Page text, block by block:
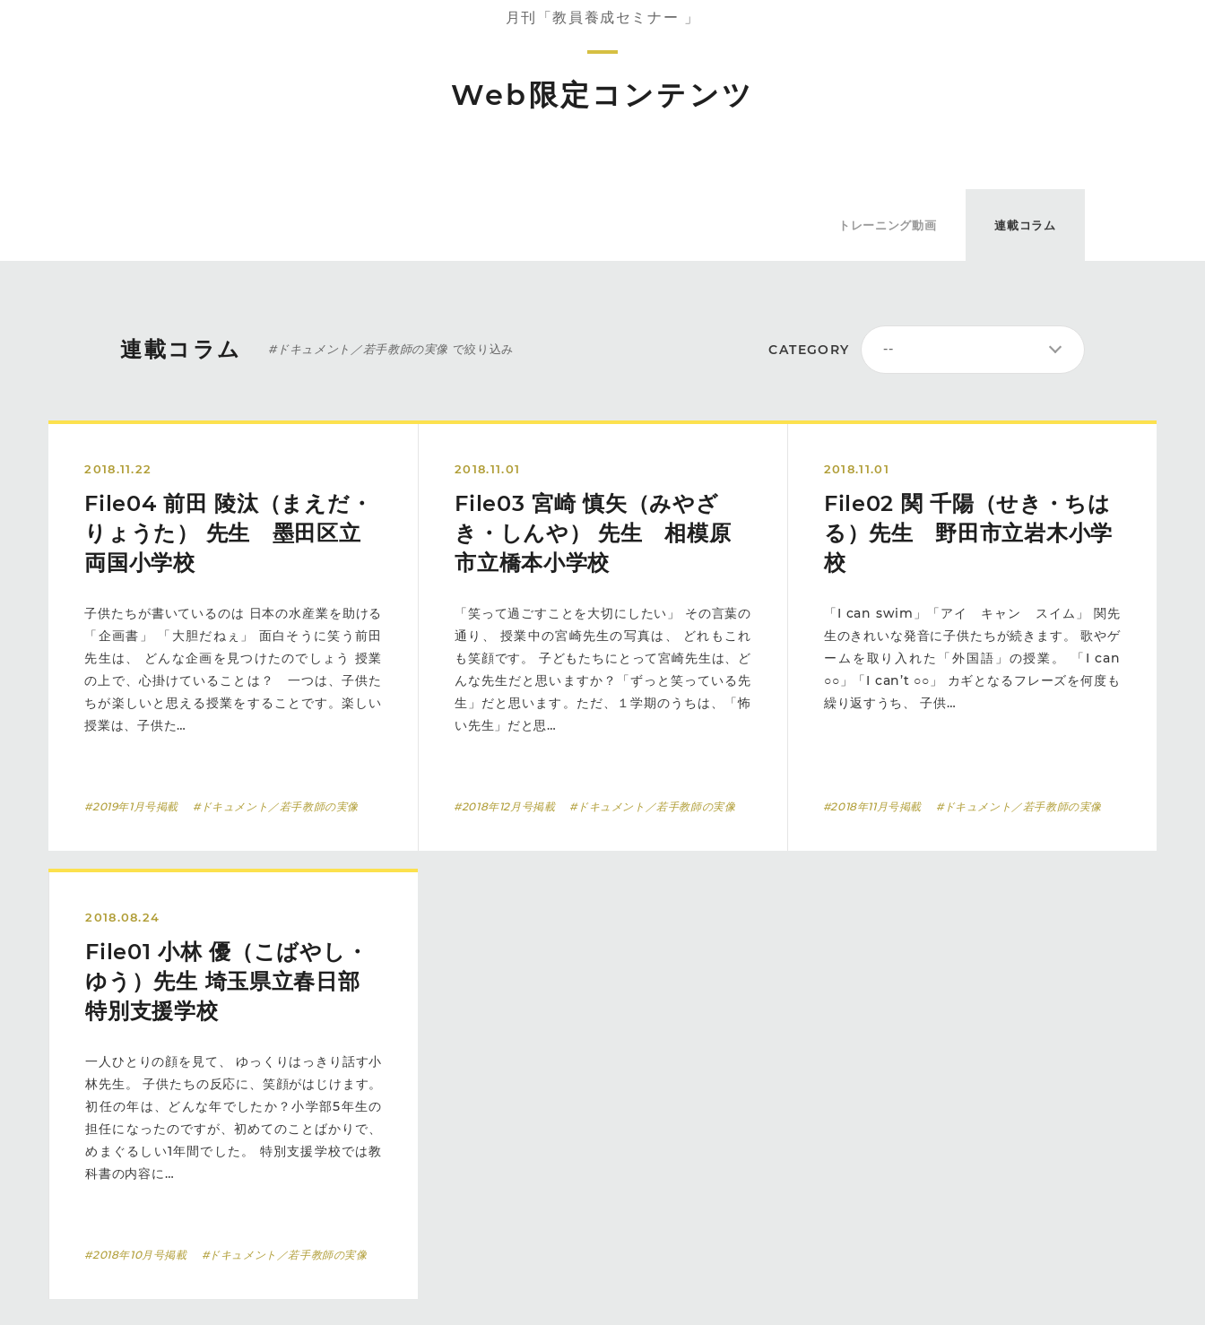
月刊「教員養成セミナー 」
Web限定コンテンツ
トレーニング動画 連載コラム
連載コラム #ドキュメント／若手教師の実像 で絞り込み CATEGORY
2018.11.22
File04 前田 陵汰（まえだ・
りょうた） 先生 墨田区立
両国小学校
子供たちが書いているのは 日本の水産業を助ける
「企画書」 「大胆だねぇ」 面白そうに笑う前田
先生は、 どんな企画を見つけたのでしょう 授業
の上で、心掛けていることは？ 一つは、子供た
ちが楽しいと思える授業をすることです。楽しい
授業は、子供た…
#2019年1月号掲載 #ドキュメント／若手教師の実像
2018.11.01
File03 宮崎 慎矢（みやざ
き・しんや） 先生 相模原
市立橋本小学校
「笑って過ごすことを大切にしたい」 その言葉の
通り、 授業中の宮崎先生の写真は、 どれもこれ
も笑顔です。 子どもたちにとって宮崎先生は、ど
んな先生だと思いますか？「ずっと笑っている先
生」だと思います。ただ、１学期のうちは、「怖
い先生」だと思…
#2018年12月号掲載 #ドキュメント／若手教師の実像
2018.11.01
File02 関 千陽（せき・ちは
る）先生 野田市立岩木小学
校
「I can swim」「アイ キャン スイム」 関先
生のきれいな発音に子供たちが続きます。 歌やゲ
ームを取り入れた「外国語」の授業。 「I can
○○」「I can’t ○○」 カギとなるフレーズを何度も
繰り返すうち、 子供…
#2018年11月号掲載 #ドキュメント／若手教師の実像
2018.08.24
File01 小林 優（こばやし・
ゆう）先生 埼玉県立春日部
特別支援学校
一人ひとりの顔を見て、 ゆっくりはっきり話す小
林先生。 子供たちの反応に、笑顔がはじけます。
初任の年は、どんな年でしたか？小学部5年生の
担任になったのですが、初めてのことばかりで、
めまぐるしい1年間でした。 特別支援学校では教
科書の内容に…
#2018年10月号掲載 #ドキュメント／若手教師の実像